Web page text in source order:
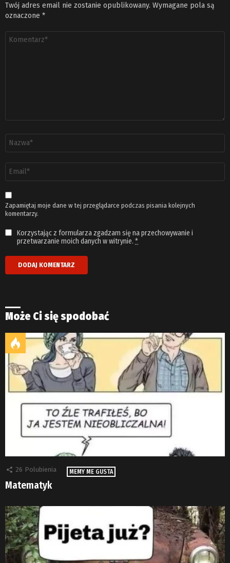
Twój adres email nie zostanie opublikowany. Wymagane pola są
oznaczone *
email
*
Zapamiętaj moje dane w tej przeglądarce podczas pisania kolejnych
komentarzy.
Korzystając z formularza zgadzam się na przechowywanie i
przetwarzanie moich danych w witrynie. *
Może Ci się spodobać
26 Polubienia MEMY ME GUSTA
Matematyk